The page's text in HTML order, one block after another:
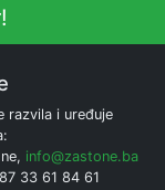
razvila i uređuje
info@zastone.ba
33 61 84 61